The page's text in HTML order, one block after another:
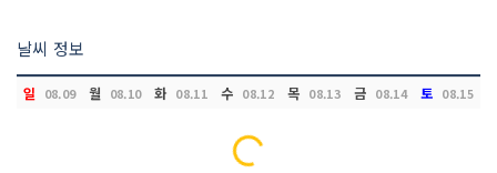
날씨 정보
일 08.09 월 08.10 화 08.11 수 08.12 목 08.13 금 08.14 토 08.15
Loading...